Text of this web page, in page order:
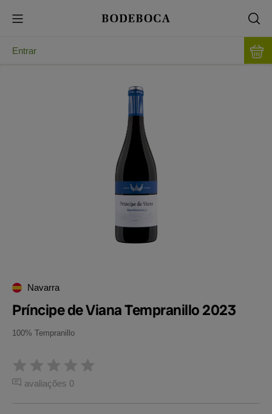
Entrar
Navarra
Príncipe de Viana Tempranillo 2023
100% Tempranillo
avaliações 0